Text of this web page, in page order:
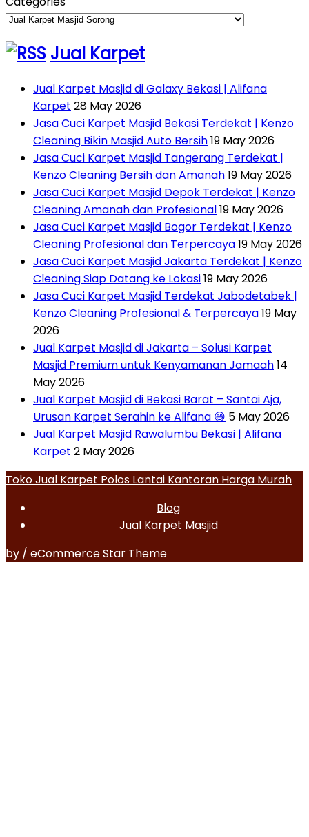
Jual Karpet
Jual Karpet Masjid di Galaxy Bekasi | Alifana
Karpet 28 May 2026
Jasa Cuci Karpet Masjid Bekasi Terdekat | Kenzo
Cleaning Bikin Masjid Auto Bersih19 May 2026
Jasa Cuci Karpet Masjid Tangerang Terdekat |
Kenzo Cleaning Bersih dan Amanah19 May 2026
Jasa Cuci Karpet Masjid Depok Terdekat | Kenzo
Cleaning Amanah dan Profesional19 May 2026
Jasa Cuci Karpet Masjid Bogor Terdekat | Kenzo
Cleaning Profesional dan Terpercaya19 May 2026
Jasa Cuci Karpet Masjid Jakarta Terdekat | Kenzo
Cleaning Siap Datang ke Lokasi19 May 2026
Jasa Cuci Karpet Masjid Terdekat Jabodetabek |
Kenzo Cleaning Profesional & Terpercaya19 May
2026
Jual Karpet Masjid di Jakarta – Solusi Karpet
Masjid Premium untuk Kenyamanan Jamaah14
May 2026
Jual Karpet Masjid di Bekasi Barat – Santai Aja,
Urusan Karpet Serahin ke Alifana 😄 5 May 2026
Jual Karpet Masjid Rawalumbu Bekasi | Alifana
Karpet 2 May 2026
Toko Jual Karpet Polos Lantai Kantoran Harga Murah
Blog
Jual Karpet Masjid
by / eCommerce Star Theme